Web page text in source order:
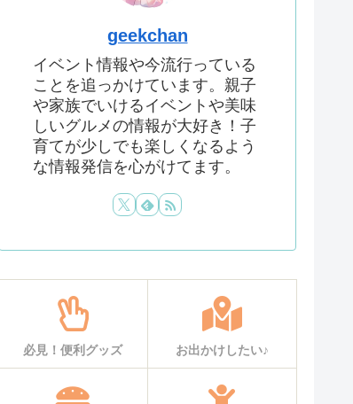
geekchan
イベント情報や今流行っている
ことを追っかけています。親子
や家族でいけるイベントや美味
しいグルメの情報が大好き！子
育てが少しでも楽しくなるよう
な情報発信を心がけてます。
必見！便利グッズ お出かけしたい♪